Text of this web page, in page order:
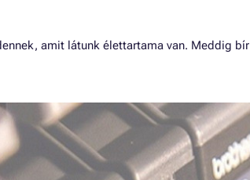
amit látunk élettartama van. Meddig bír